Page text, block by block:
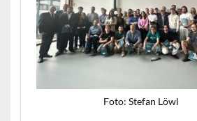
Foto: Ste­fan Löwl